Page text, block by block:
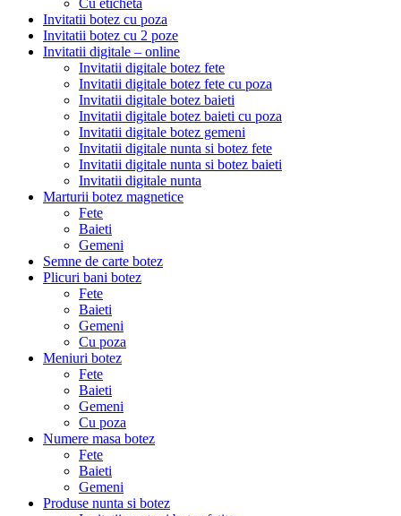
Invitatii botez cu poza
Invitatii botez cu 2 poze
Invitatii digitale – online
Invitatii digitale botez fete
Invitatii digitale botez fete cu poza
Invitatii digitale botez baieti
Invitatii digitale botez baieti cu poza
Invitatii digitale botez gemeni
Invitatii digitale nunta si botez fete
Invitatii digitale nunta si botez baieti
Invitatii digitale nunta
Marturii botez magnetice
Fete
Baieti
Gemeni
Semne de carte botez
Plicuri bani botez
Fete
Baieti
Gemeni
Cu poza
Meniuri botez
Fete
Baieti
Gemeni
Cu poza
Numere masa botez
Fete
Baieti
Gemeni
Produse nunta si botez